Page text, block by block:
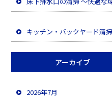
アーカイブ
2026年7月